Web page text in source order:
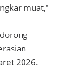
muat,"
2026.